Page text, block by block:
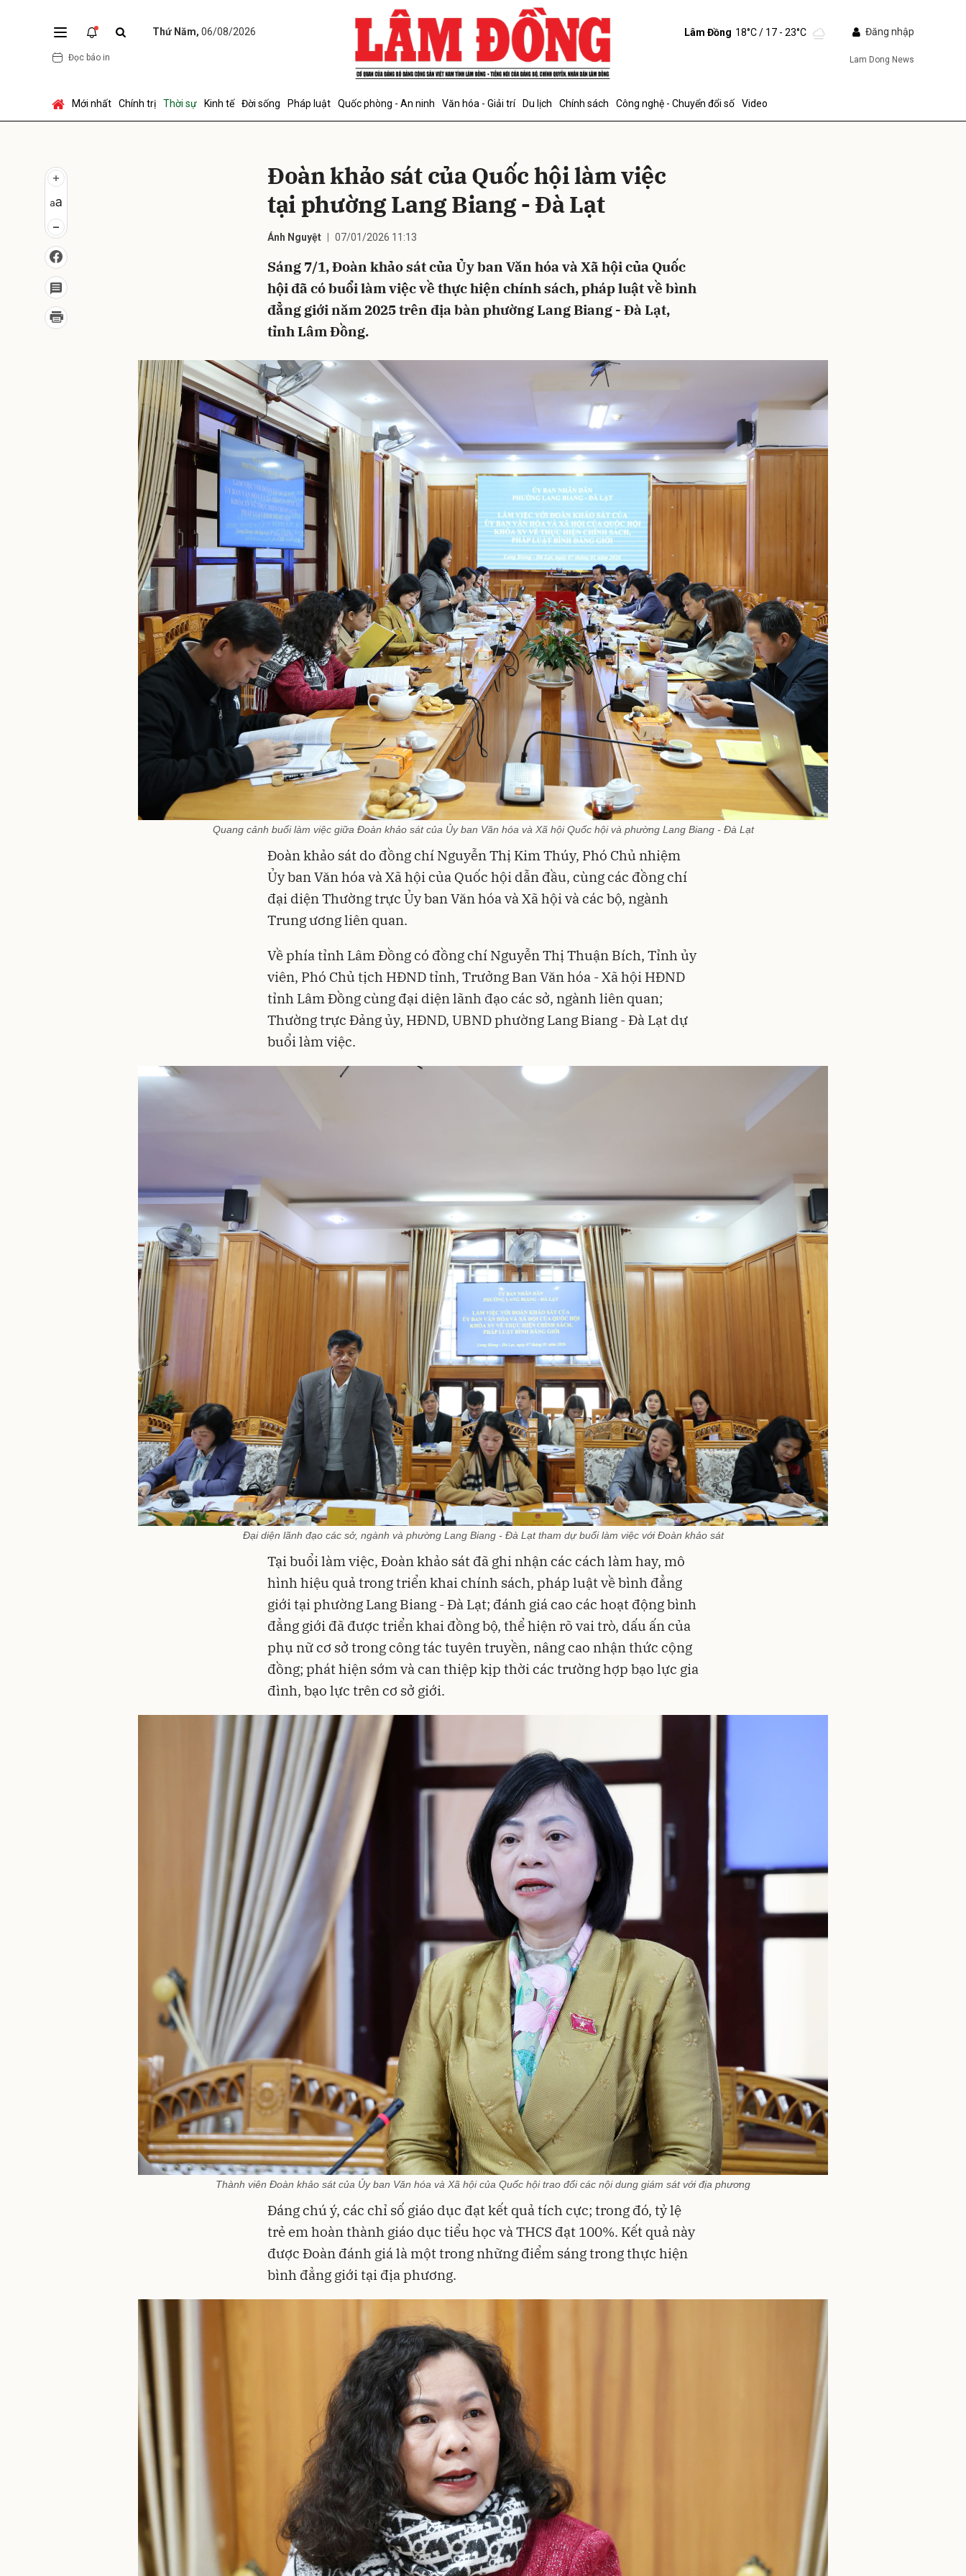
Thứ Năm, 06/08/2026
Đọc báo in
Lâm Đồng 18°C/ 17 - 23°C Đăng nhập
Lam Dong News
Mới nhất Chính trị Thời sự Kinh tế Đời sống Pháp luật Quốc phòng - An ninh Văn hóa - Giải trí Du lịch Chính sách Công nghệ - Chuyển đổi số Video
Đoàn khảo sát của Quốc hội làm việc
tại phường Lang Biang - Đà Lạt
Ánh Nguyệt 07/01/2026 11:13
Sáng 7/1, Đoàn khảo sát của Ủy ban Văn hóa và Xã hội của Quốc
hội đã có buổi làm việc về thực hiện chính sách, pháp luật về bình
đẳng giới năm 2025 trên địa bàn phường Lang Biang - Đà Lạt,
tỉnh Lâm Đồng.
Quang cảnh buổi làm việc giữa Đoàn khảo sát của Ủy ban Văn hóa và Xã hội Quốc hội và phường Lang Biang - Đà Lạt
Đoàn khảo sát do đồng chí Nguyễn Thị Kim Thúy, Phó Chủ nhiệm
Ủy ban Văn hóa và Xã hội của Quốc hội dẫn đầu, cùng các đồng chí
đại diện Thường trực Ủy ban Văn hóa và Xã hội và các bộ, ngành
Trung ương liên quan.
Về phía tỉnh Lâm Đồng có đồng chí Nguyễn Thị Thuận Bích, Tỉnh ủy
viên, Phó Chủ tịch HĐND tỉnh, Trưởng Ban Văn hóa - Xã hội HĐND
tỉnh Lâm Đồng cùng đại diện lãnh đạo các sở, ngành liên quan;
Thường trực Đảng ủy, HĐND, UBND phường Lang Biang - Đà Lạt dự
buổi làm việc.
Đại diện lãnh đạo các sở, ngành và phường Lang Biang - Đà Lạt tham dự buổi làm việc với Đoàn khảo sát
Tại buổi làm việc, Đoàn khảo sát đã ghi nhận các cách làm hay, mô
hình hiệu quả trong triển khai chính sách, pháp luật về bình đẳng
giới tại phường Lang Biang - Đà Lạt; đánh giá cao các hoạt động bình
đẳng giới đã được triển khai đồng bộ, thể hiện rõ vai trò, dấu ấn của
phụ nữ cơ sở trong công tác tuyên truyền, nâng cao nhận thức cộng
đồng; phát hiện sớm và can thiệp kịp thời các trường hợp bạo lực gia
đình, bạo lực trên cơ sở giới.
Thành viên Đoàn khảo sát của Ủy ban Văn hóa và Xã hội của Quốc hội trao đổi các nội dung giám sát với địa phương
Đáng chú ý, các chỉ số giáo dục đạt kết quả tích cực; trong đó, tỷ lệ
trẻ em hoàn thành giáo dục tiểu học và THCS đạt 100%. Kết quả này
được Đoàn đánh giá là một trong những điểm sáng trong thực hiện
bình đẳng giới tại địa phương.
Gửi bình luận